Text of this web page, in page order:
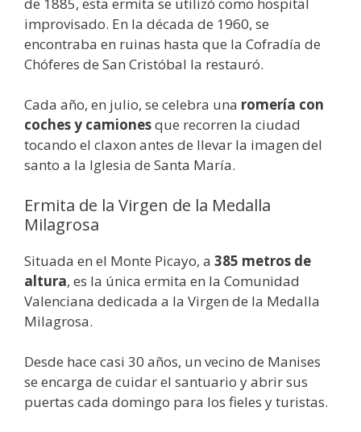
improvisado. En la década de 1960, se
encontraba en ruinas hasta que la Cofradía de
Chóferes de San Cristóbal la restauró.
Cada año, en julio, se celebra una romería con
coches y camionesque recorren la ciudad
tocando el claxon antes de llevar la imagen del
santo a la Iglesia de Santa María.
Ermita de la Virgen de la Medalla
Milagrosa
Situada en el Monte Picayo, a 385 metros de
altura, es la única ermita en la Comunidad
Valenciana dedicada a la Virgen de la Medalla
Milagrosa.
Desde hace casi 30 años, un vecino de Manises
se encarga de cuidar el santuario y abrir sus
puertas cada domingo para los fieles y turistas.